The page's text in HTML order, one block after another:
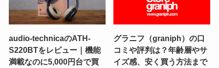
audio-technicaのATH-
S220BTをレビュー｜機能
満載なのに5,000円台で買
グラニフ（graniph）の口
コミや評判は？年齢層やサ
イズ感、安く買う方法まで